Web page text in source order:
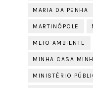
MARIA DA PENHA
MARTINÓPOLE
MEIO AMBIENTE
MINHA CASA
MINISTÉRIO